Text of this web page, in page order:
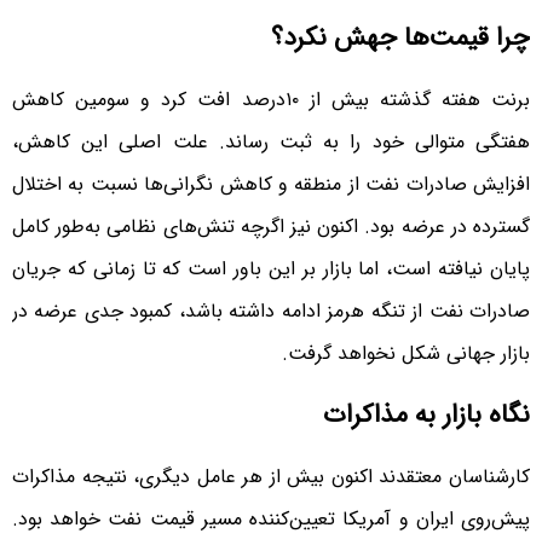
چرا قیمت‌ها جهش نکرد؟
برنت هفته گذشته بیش از ۱۰درصد افت کرد و سومین کاهش
هفتگی متوالی خود را به ثبت رساند. علت اصلی این کاهش،
افزایش صادرات نفت از منطقه و کاهش نگرانی‌ها نسبت به اختلال
گسترده در عرضه بود. اکنون نیز اگرچه تنش‌های نظامی به‌طور کامل
پایان نیافته است، اما بازار بر این باور است که تا زمانی که جریان
صادرات نفت از تنگه هرمز ادامه داشته باشد، کمبود جدی عرضه در
بازار جهانی شکل نخواهد گرفت.
نگاه بازار به مذاکرات
کارشناسان معتقدند اکنون بیش از هر عامل دیگری، نتیجه مذاکرات
پیش‌روی ایران و آمریکا تعیین‌کننده مسیر قیمت نفت خواهد بود.